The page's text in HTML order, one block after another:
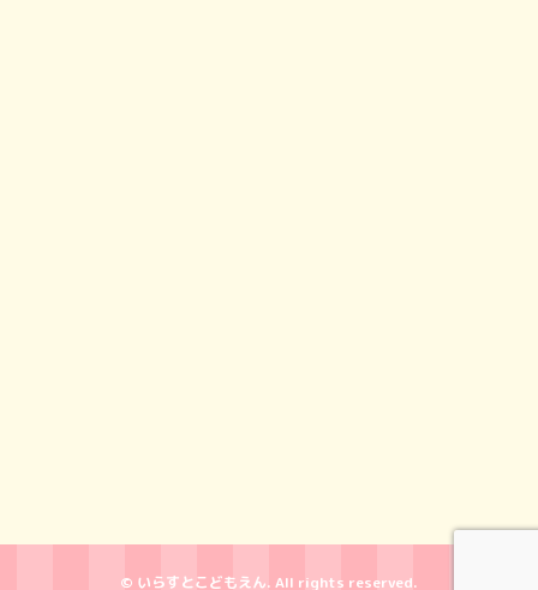
© いらすとこどもえん. All rights reserved.